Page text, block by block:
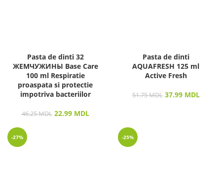
Pasta de dinti 32
ЖЕМЧУЖИНЫ Base Care
100 ml Respiratie
proaspata si protectie
impotriva bacteriilor
46.25MDL 22.99 MDL
Pasta de dinti
AQUAFRESH 125 ml
Active Fresh
51.75MDL 37.99 MDL
-27% -25%